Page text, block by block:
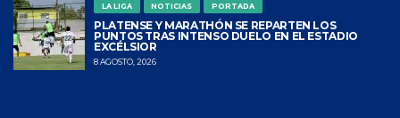
LA LIGA NOTICIAS PORTADA
PLATENSE Y MARATHÓN SE REPARTEN LOS
PUNTOS TRAS INTENSO DUELO EN EL ESTADIO
EXCÉLSIOR
8 AGOSTO, 2026